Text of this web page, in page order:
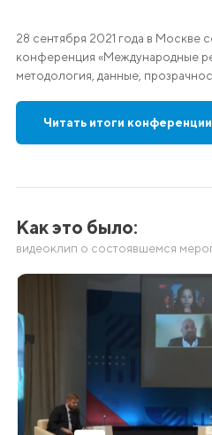
28 сентября 2021 года в Москве
конференция «Международные
методология, данные,
Читать итоги конференции
Как это было:
видеоклип о состоявшемся